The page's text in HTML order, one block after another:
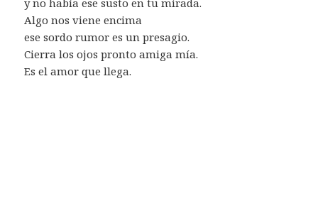
Algo nos viene encima
ese sordo rumor es un presagio.
Cierra los ojos pronto amiga mía.
Es el amor que llega.